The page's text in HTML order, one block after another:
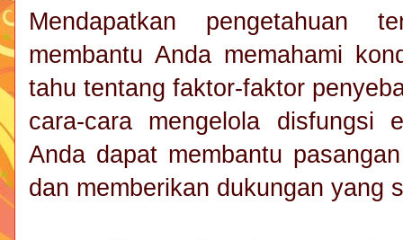
Mendapatkan pengetahuan
membantu Anda memahami
tahu tentang faktor-faktor
cara-cara mengelola disfungsi
Anda dapat membantu
dan memberikan dukungan yang